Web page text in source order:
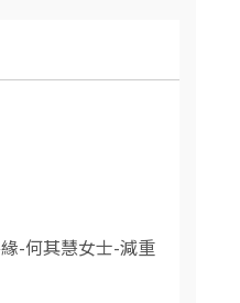
-何其慧女士-減重